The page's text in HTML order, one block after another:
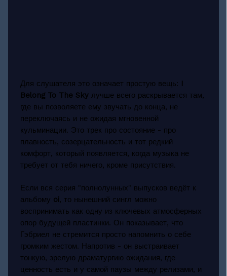
Для слушателя это означает простую вещь:
Belong To The Skyлучше всего раскрывается там,
где вы позволяете ему звучать до конца, не
переключаясь и не ожидая мгновенной
кульминации. Это трек про состояние - про
плавность, созерцательность и тот редкий
комфорт, который появляется, когда музыка не
требует от тебя ничего, кроме присутствия.
Если вся серия "полнолунных" выпусков ведёт к
альбому oi , то нынешний сингл можно
воспринимать как одну из ключевых атмосферных
опор будущей пластинки. Он показывает, что
Гэбриел не стремится просто напомнить о себе
громким жестом. Напротив - он выстраивает
тонкую, зрелую драматургию ожидания, где
ценность есть и у самой паузы между релизами, и